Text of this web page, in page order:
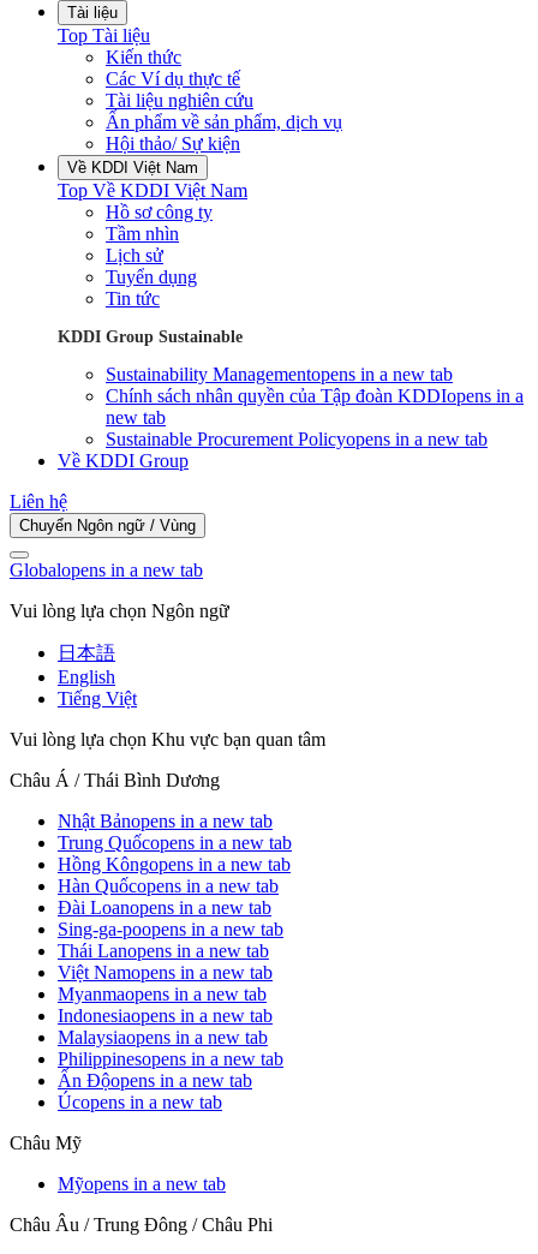
Tài liệu
Top Tài liệu
Kiến thức
Các Ví dụ thực tế
Tài liệu nghiên cứu
Ấn phẩm về sản phẩm, dịch vụ
Hội thảo/ Sự kiện
Về KDDI Việt Nam
Top Về KDDI Việt Nam
Hồ sơ công ty
Tầm nhìn
Lịch sử
Tuyển dụng
Tin tức
KDDI Group Sustainable
Sustainability Managementopens in a new tab
Chính sách nhân quyền của Tập đoàn KDDIopens in a
new tab
Sustainable Procurement Policyopens in a new tab
Về KDDI Group
Liên hệ
Chuyển Ngôn ngữ / Vùng
Globalopens in a new tab
Vui lòng lựa chọn Ngôn ngữ
日本語
English
Tiếng Việt
Vui lòng lựa chọn Khu vực bạn quan tâm
Châu Á / Thái Bình Dương
Nhật Bảnopens in a new tab
Trung Quốcopens in a new tab
Hồng Kôngopens in a new tab
Hàn Quốcopens in a new tab
Đài Loanopens in a new tab
Sing-ga-poopens in a new tab
Thái Lanopens in a new tab
Việt Namopens in a new tab
Myanmaopens in a new tab
Indonesiaopens in a new tab
Malaysiaopens in a new tab
Philippinesopens in a new tab
Ấn Độopens in a new tab
Úcopens in a new tab
Châu Mỹ
Mỹopens in a new tab
Châu Âu / Trung Đông / Châu Phi